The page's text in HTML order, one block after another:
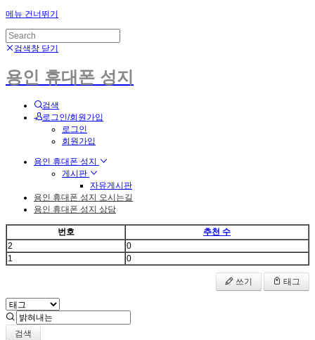
메뉴 건너뛰기
검색창 닫기
용인 휴대폰 성지
검색
로그인/회원가입
로그인
회원가입
용인 휴대폰 성지
게시판
자유게시판
용인 휴대폰 성지 오시는길
용인 휴대폰 성지 상담
번호
추천 수
2
0
1
0
쓰기 태그
검색